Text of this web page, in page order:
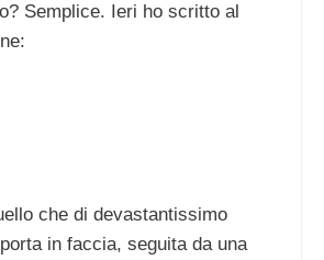
Semplice. Ieri ho scritto al
che di devastantissimo
in faccia, seguita da una